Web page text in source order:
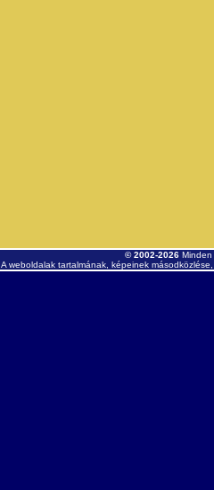
© 2002-2026
A weboldalak tartalmának, képeinek